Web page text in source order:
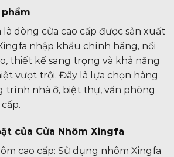
phẩm
là dòng cửa cao cấp được sản xuất
nhập khẩu chính hãng, nổi
thiết kế sang trọng và khả năng
vượt trội. Đây là lựa chọn hàng
trình nhà ở, biệt thự, văn phòng
của Cửa Nhôm Xingfa
cao cấp: Sử dụng nhôm Xingfa